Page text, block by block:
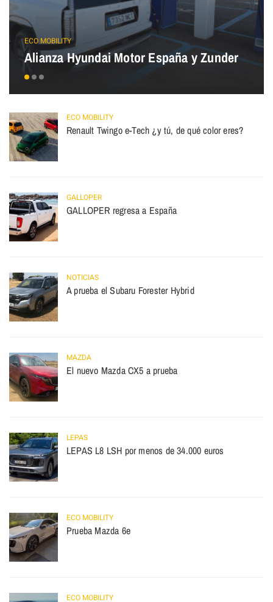
ECO MOBILITY
Alianza Hyundai Motor España y Zunder
ECO MOBILITY
Renault Twingo e-Tech ¿y tú, de qué color eres?
GALLOPER
GALLOPER regresa a España
NOTICIAS
A prueba el Subaru Forester Hybrid
MAZDA
El nuevo Mazda CX5 a prueba
LEPAS
LEPAS L8 LSH por menos de 34.000 euros
ECO MOBILITY
Prueba Mazda 6e
ECO MOBILITY